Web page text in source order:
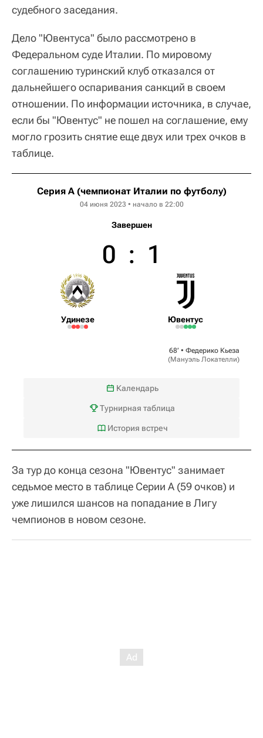
судебного заседания.
Дело "Ювентуса" было рассмотрено в
Федеральном суде Италии. По мировому
соглашению туринский клуб отказался от
дальнейшего оспаривания санкций в своем
отношении. По информации источника, в случае,
если бы "Ювентус" не пошел на соглашение, ему
могло грозить снятие еще двух или трех очков в
таблице.
Серия А (чемпионат Италии по футболу)
04 июня 2023 • начало в 22:00
Завершен
Удинезе
0 : 1
Ювентус
68‎’‎ • Федерико Кьеза
(Мануэль Локателли)
Календарь
Турнирная таблица
История встреч
За тур до конца сезона "Ювентус" занимает
седьмое место в таблице Серии A (59 очков) и
уже лишился шансов на попадание в Лигу
чемпионов в новом сезоне.